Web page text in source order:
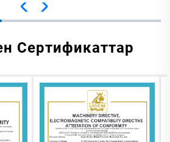
Сертификаттар